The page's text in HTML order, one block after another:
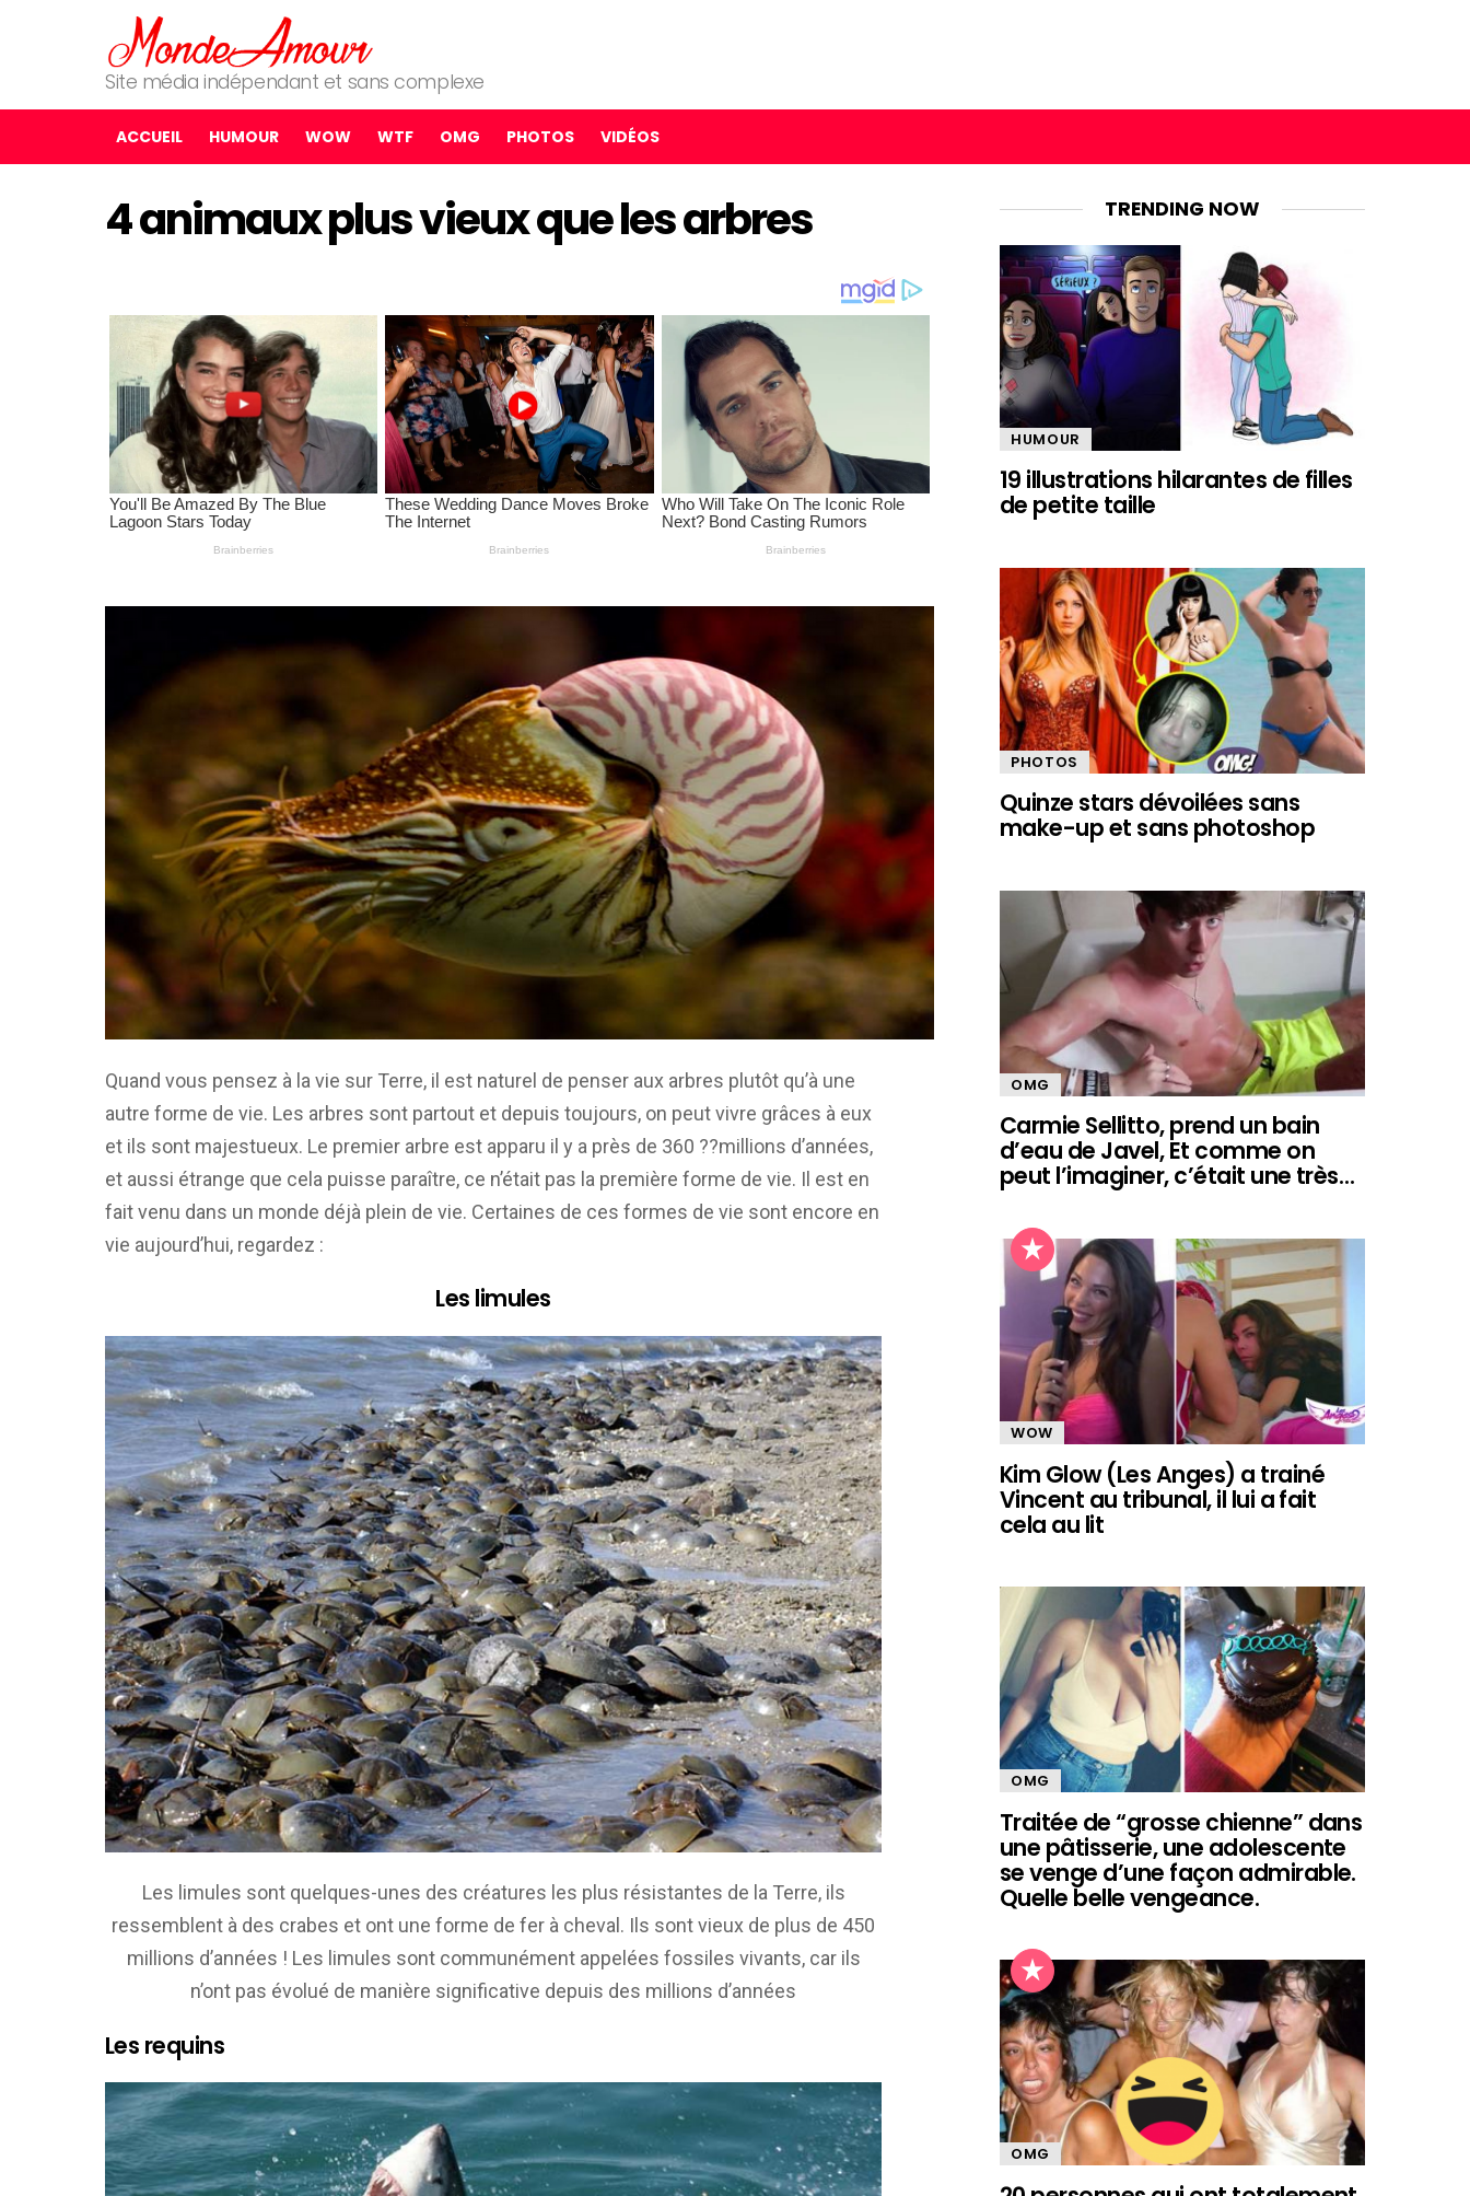
Site média indépendant et sans complexe
ACCUEIL HUMOUR WOW WTF OMG PHOTOS VIDÉOS
4 animaux plus vieux que les arbres
Quand vous pensez à la vie sur Terre, il est naturel de penser aux arbres plutôt qu’à une
autre forme de vie. Les arbres sont partout et depuis toujours, on peut vivre grâces à eux
et ils sont majestueux. Le premier arbre est apparu il y a près de 360 ??millions d’années,
et aussi étrange que cela puisse paraître, ce n’était pas la première forme de vie. Il est en
fait venu dans un monde déjà plein de vie. Certaines de ces formes de vie sont encore en
vie aujourd’hui, regardez :
Les limules
Les limules sont quelques-unes des créatures les plus résistantes de la Terre, ils
ressemblent à des crabes et ont une forme de fer à cheval. Ils sont vieux de plus de 450
millions d’années ! Les limules sont communément appelées fossiles vivants, car ils
n’ont pas évolué de manière significative depuis des millions d’années
Les requins
TRENDING NOW
HUMOUR
19 illustrations hilarantes de filles
de petite taille
PHOTOS
Quinze stars dévoilées sans
make-up et sans photoshop
OMG
Carmie Sellitto, prend un bain
d’eau de Javel, Et comme on
peut l’imaginer, c’était une très…
WOW
Kim Glow (Les Anges) a trainé
Vincent au tribunal, il lui a fait
cela au lit
OMG
Traitée de “grosse chienne” dans
une pâtisserie, une adolescente
se venge d’une façon admirable.
Quelle belle vengeance.
OMG